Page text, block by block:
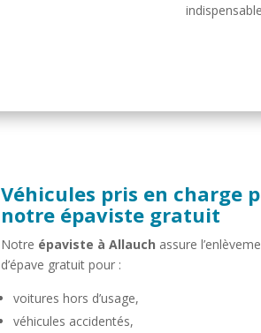
Véhicules pris en charge
notre épaviste gratuit
Notre épaviste à Allauch assure
d’épave gratuit pour :
voitures hors d’usage,
véhicules accidentés,